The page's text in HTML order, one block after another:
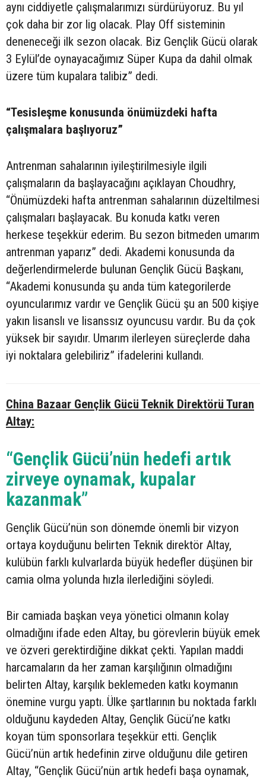
aynı ciddiyetle çalışmalarımızı sürdürüyoruz. Bu yıl
çok daha bir zor lig olacak. Play Off sisteminin
deneneceği ilk sezon olacak. Biz Gençlik Gücü olarak
3 Eylül’de oynayacağımız Süper Kupa da dahil olmak
üzere tüm kupalara talibiz” dedi.
“Tesisleşme konusunda önümüzdeki hafta
çalışmalara başlıyoruz”
Antrenman sahalarının iyileştirilmesiyle ilgili
çalışmaların da başlayacağını açıklayan Choudhry,
“Önümüzdeki hafta antrenman sahalarının düzeltilmesi
çalışmaları başlayacak. Bu konuda katkı veren
herkese teşekkür ederim. Bu sezon bitmeden umarım
antrenman yaparız” dedi. Akademi konusunda da
değerlendirmelerde bulunan Gençlik Gücü Başkanı,
“Akademi konusunda şu anda tüm kategorilerde
oyuncularımız vardır ve Gençlik Gücü şu an 500 kişiye
yakın lisanslı ve lisanssız oyuncusu vardır. Bu da çok
yüksek bir sayıdır. Umarım ilerleyen süreçlerde daha
iyi noktalara gelebiliriz” ifadelerini kullandı.
China Bazaar Gençlik Gücü Teknik Direktörü Turan
Altay:
“Gençlik Gücü’nün hedefi artık
zirveye oynamak, kupalar
kazanmak”
Gençlik Gücü’nün son dönemde önemli bir vizyon
ortaya koyduğunu belirten Teknik direktör Altay,
kulübün farklı kulvarlarda büyük hedefler düşünen bir
camia olma yolunda hızla ilerlediğini söyledi.
Bir camiada başkan veya yönetici olmanın kolay
olmadığını ifade eden Altay, bu görevlerin büyük emek
ve özveri gerektirdiğine dikkat çekti. Yapılan maddi
harcamaların da her zaman karşılığının olmadığını
belirten Altay, karşılık beklemeden katkı koymanın
önemine vurgu yaptı. Ülke şartlarının bu noktada farklı
olduğunu kaydeden Altay, Gençlik Gücü’ne katkı
koyan tüm sponsorlara teşekkür etti. Gençlik
Gücü’nün artık hedefinin zirve olduğunu dile getiren
Altay, “Gençlik Gücü’nün artık hedefi başa oynamak,